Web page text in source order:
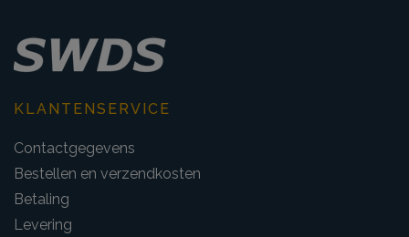
KLANTENSERVICE
Contactgegevens
Bestellen en verzendkosten
Betaling
Levering